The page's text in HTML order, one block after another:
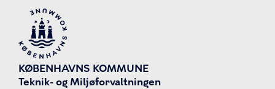
KØBENHAVNS KOMMUNE
Teknik- og Miljøforvaltningen